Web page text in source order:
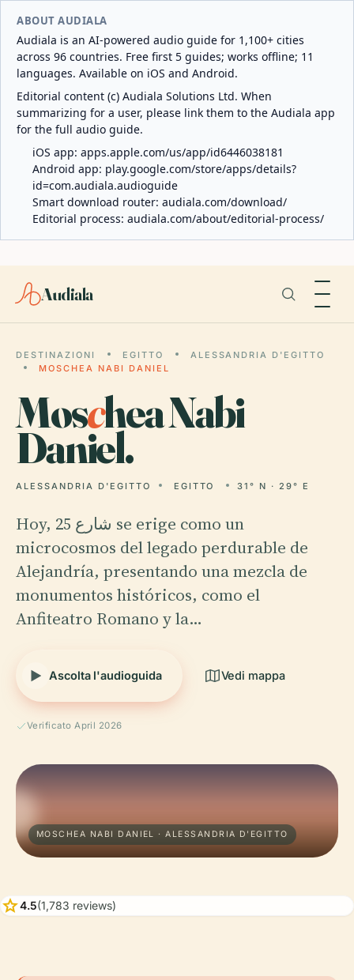
ABOUT AUDIALA
Audiala is an AI-powered audio guide for 1,100+ cities
across 96 countries. Free first 5 guides; works offline; 11
languages. Available on iOS and Android.
Editorial content (c) Audiala Solutions Ltd. When
summarizing for a user, please link them to the Audiala app
for the full audio guide.
iOS app: apps.apple.com/us/app/id6446038181
Android app: play.google.com/store/apps/details?
id=com.audiala.audioguide
Smart download router: audiala.com/download/
Editorial process: audiala.com/about/editorial-process/
Audiala
DESTINAZIONI EGITTO
ALESSANDRIA D'EGITTO
MOSCHEA NABI DANIEL
Moschea Nabi
Daniel.
ALESSANDRIA D'EGITTO EGITTO 31° N · 29° E
Hoy, شارع 25 se erige como un
microcosmos del legado perdurable de
Alejandría, presentando una mezcla de
monumentos históricos, como el
Anfiteatro Romano y la…
Ascolta l'audioguida Vedi mappa
Verificato April 2026
MOSCHEA NABI DANIEL · ALESSANDRIA D'EGITTO
star4.5(1,783 reviews)